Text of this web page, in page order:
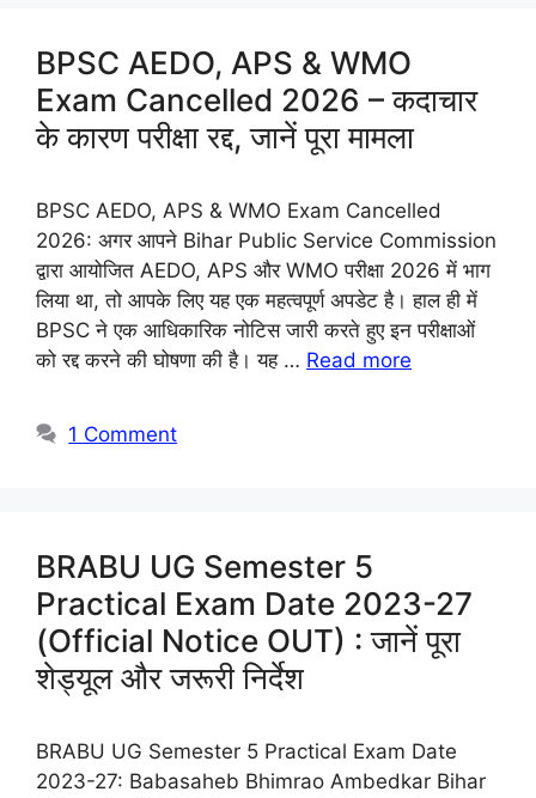
BPSC AEDO, APS & WMO
Exam Cancelled 2026 – कदाचार
के कारण परीक्षा रद्द, जानें पूरा मामला
BPSC AEDO, APS & WMO Exam Cancelled
2026: अगर आपने Bihar Public Service Commission
द्वारा आयोजित AEDO, APS और WMO परीक्षा 2026 में भाग
लिया था, तो आपके लिए यह एक महत्वपूर्ण अपडेट है। हाल ही में
BPSC ने एक आधिकारिक नोटिस जारी करते हुए इन परीक्षाओं
को रद्द करने की घोषणा की है। यह … Read more
1 Comment
BRABU UG Semester 5
Practical Exam Date 2023-27
(Official Notice OUT) : जानें पूरा
शेड्यूल और जरूरी निर्देश
BRABU UG Semester 5 Practical Exam Date
2023-27: Babasaheb Bhimrao Ambedkar Bihar